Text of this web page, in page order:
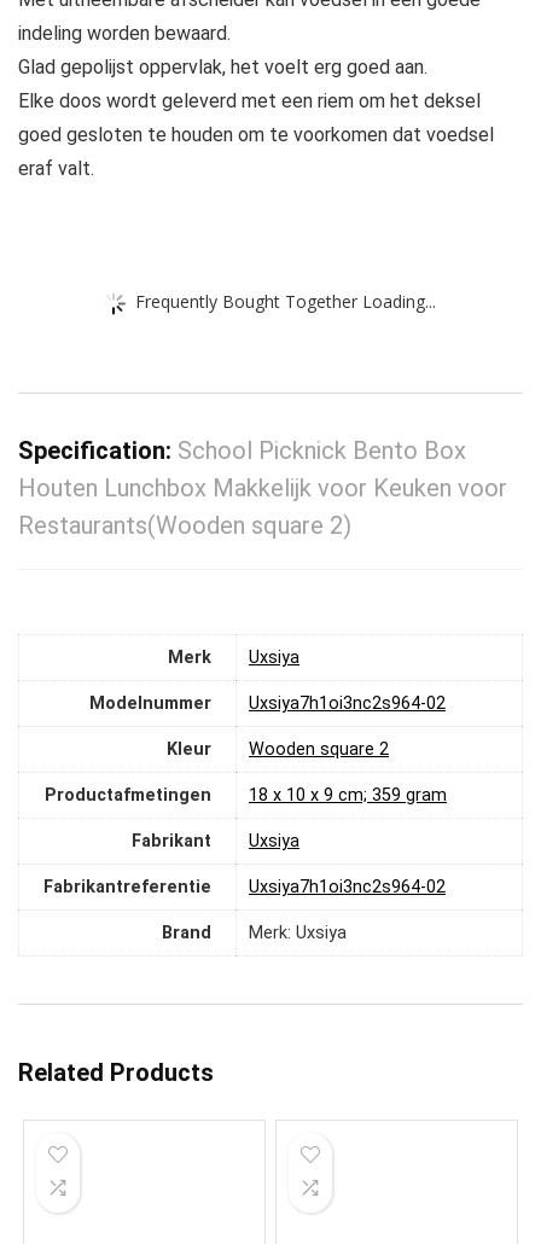
indeling worden bewaard.
Glad gepolijst oppervlak, het voelt erg goed aan.
Elke doos wordt geleverd met een riem om het deksel
goed gesloten te houden om te voorkomen dat voedsel
eraf valt.
Frequently Bought Together Loading...
Specification: School Picknick Bento Box
Houten Lunchbox Makkelijk voor Keuken voor
Restaurants(Wooden square 2)
Merk ‎Uxsiya
Modelnummer ‎Uxsiya7h1oi3nc2s964-02
Kleur ‎Wooden square 2
Productafmetingen ‎18 x 10 x 9 cm; 359 gram
Fabrikant ‎Uxsiya
Fabrikantreferentie ‎Uxsiya7h1oi3nc2s964-02
Brand Merk: Uxsiya
Related Products